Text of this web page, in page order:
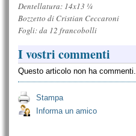
Dentellatura: 14x13 ¼
Bozzetto di Cristian Ceccaroni
Fogli: da 12 francobolli
I vostri commenti
Questo articolo non ha commenti.
Stampa
Informa un amico